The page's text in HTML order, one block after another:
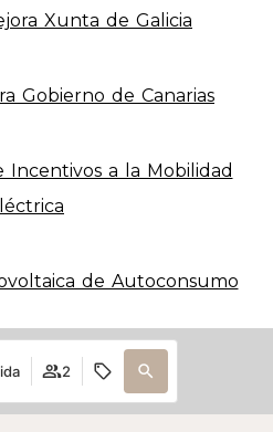
Xunta de Galicia
Gobierno de Canarias
Incentivos a la Mobilidad
de Autoconsumo
2